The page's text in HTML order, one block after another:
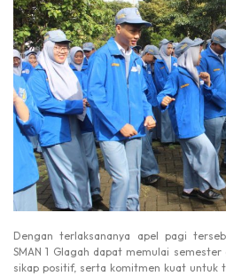
Dengan terlaksananya apel pagi
SMAN 1 Glagah dapat memulai
sikap positif, serta komitmen kuat untuk